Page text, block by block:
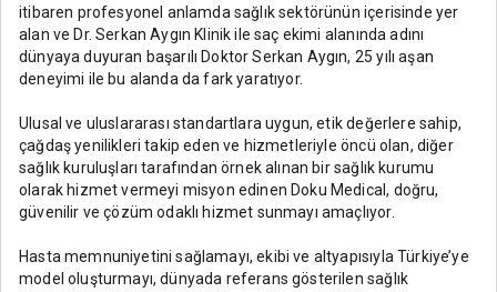
itibaren profesyonel anlamda sağlık sektörünün içerisinde yer
alan ve Dr. Serkan Aygın Klinik ile saç ekimi alanında adını
dünyaya duyuran başarılı Doktor Serkan Aygın, 25 yılı aşan
deneyimi ile bu alanda da fark yaratıyor.
Ulusal ve uluslararası standartlara uygun, etik değerlere sahip,
çağdaş yenilikleri takip eden ve hizmetleriyle öncü olan, diğer
sağlık kuruluşları tarafından örnek alınan bir sağlık kurumu
olarak hizmet vermeyi misyon edinen Doku Medical, doğru,
güvenilir ve çözüm odaklı hizmet sunmayı amaçlıyor.
Hasta memnuniyetini sağlamayı, ekibi ve altyapısıyla Türkiye’ye
model oluşturmayı, dünyada referans gösterilen sağlık